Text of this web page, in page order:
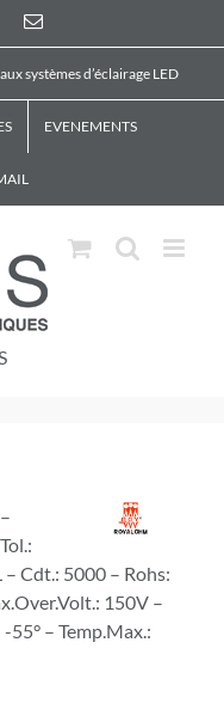
Email
systèmes d’éclairage LED
EVENEMENTS
– Cdt.: 5000 – Rohs:
150V –
– Temp.Max.: